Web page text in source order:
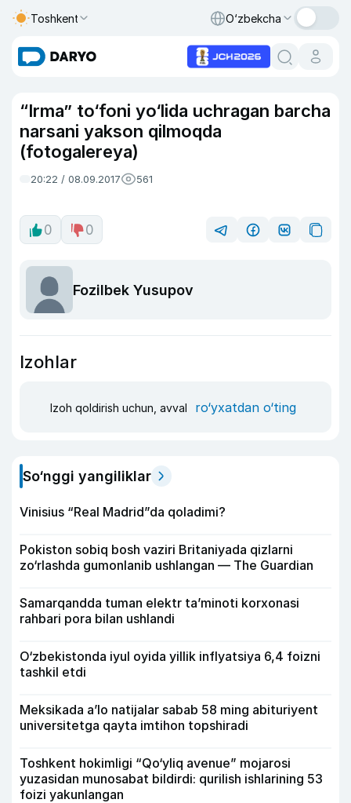
Toshkent O‘zbekcha
“Irma” to‘foni yo‘lida uchragan barcha
narsani yakson qilmoqda
(fotogalereya)
20:22 / 08.09.2017 561
0 0
Fozilbek Yusupov
Izohlar
Izoh qoldirish uchun, avval ro‘yxatdan o‘ting
So‘nggi yangiliklar
Vinisius “Real Madrid”da qoladimi?
Pokiston sobiq bosh vaziri Britaniyada qizlarni
zo‘rlashda gumonlanib ushlangan — The Guardian
Samarqandda tuman elektr ta’minoti korxonasi
rahbari pora bilan ushlandi
O‘zbekistonda iyul oyida yillik inflyatsiya 6,4 foizni
tashkil etdi
Meksikada a’lo natijalar sabab 58 ming abituriyent
universitetga qayta imtihon topshiradi
Toshkent hokimligi “Qo‘yliq avenue” mojarosi
yuzasidan munosabat bildirdi: qurilish ishlarining 53
foizi yakunlangan